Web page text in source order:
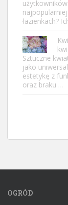
użytkowników
łazienkach?
Sztuczne
jako
estetykę z
oraz braku …
OGRÓD